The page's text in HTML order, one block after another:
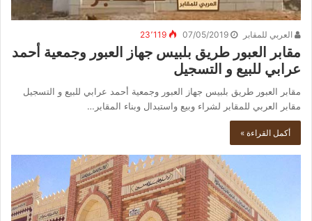
العربي للمقابر 07/05/2019 23٬119
مقابر العبور طريق بلبيس جهاز العبور وجمعية أحمد
عرابي للبيع و التسجيل
مقابر العبور طريق بلبيس جهاز العبور وجمعية أحمد عرابي للبيع و التسجيل
مقابر العربي للمقابر لشراء وبيع واستبدال وبناء المقابر…
أكمل القراءة »